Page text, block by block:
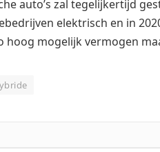
auto’s zal tegelijkertijd
elektrisch en in
hoog mogelijk vermogen